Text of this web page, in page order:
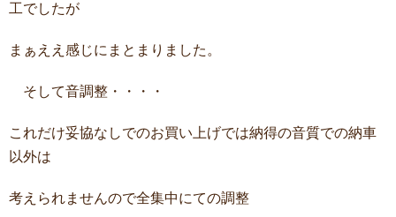
工でしたが
まぁええ感じにまとまりました。
そして音調整・・・・
これだけ妥協なしでのお買い上げでは納得の音質での納車
以外は
考えられませんので全集中にての調整